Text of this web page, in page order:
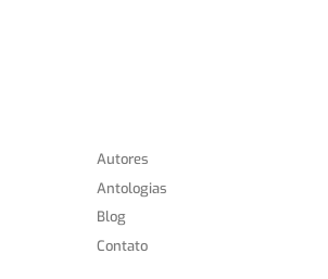
Autores
Antologias
Blog
Contato